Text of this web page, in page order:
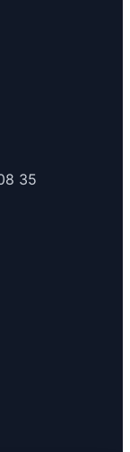
35